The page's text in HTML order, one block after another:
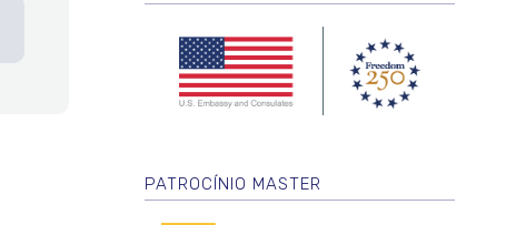
PATROCÍNIO MASTER